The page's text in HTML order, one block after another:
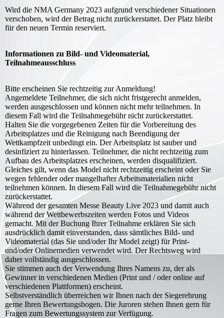
Wird die NMA Germany 2023 aufgrund verschiedener Situationen
verschoben, wird der Betrag nicht zurückerstattet. Der Platz bleibt
für den neuen Termin reserviert.
Informationen zu Bild- und Videomaterial,
Teilnahmeausschluss
Bitte erscheinen Sie rechtzeitig zur Anmeldung!
Angemeldete Teilnehmer, die sich nicht fristgerecht anmelden,
werden ausgeschlossen und können nicht mehr teilnehmen. In
diesem Fall wird die Teilnahmegebühr nicht zurückerstattet.
Halten Sie die vorgegebenen Zeiten für die Vorbereitung des
Arbeitsplatzes und die Reinigung nach Beendigung der
Wettkampfzeit unbedingt ein. Der Arbeitsplatz ist sauber und
desinfiziert zu hinterlassen. Teilnehmer, die nicht rechtzeitig zum
Aufbau des Arbeitsplatzes erscheinen, werden disqualifiziert.
Gleiches gilt, wenn das Model nicht rechtzeitig erscheint oder Sie
wegen fehlender oder mangelhafter Arbeitsmaterialien nicht
teilnehmen können. In diesem Fall wird die Teilnahmegebühr nicht
zurückerstattet.
Während der gesamten Messe Beauty Live 2023 und damit auch
während der Wettbewerbszeiten werden Fotos und Videos
gemacht. Mit der Buchung Ihrer Teilnahme erklären Sie sich
ausdrücklich damit einverstanden, dass sämtliches Bild- und
Videomaterial (das Sie und/oder Ihr Model zeigt) für Print-
und/oder Onlinemedien verwendet wird. Der Rechtsweg wird
daher vollständig ausgeschlossen.
Sie stimmen auch der Verwendung Ihres Namens zu, der als
Gewinner in verschiedenen Medien (Print und / oder online auf
verschiedenen Plattformen) erscheint.
Selbstverständlich überreichen wir Ihnen nach der Siegerehrung
gerne Ihren Bewertungsbogen. Die Juroren stehen Ihnen gern für
Fragen zum Bewertungssystem zur Verfügung.